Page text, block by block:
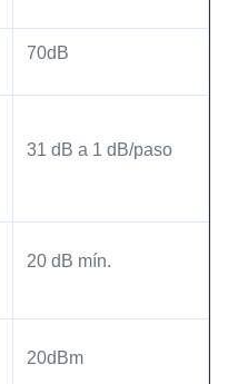
70dB
31 dB a 1 dB/paso
20 dB mín.
20dBm